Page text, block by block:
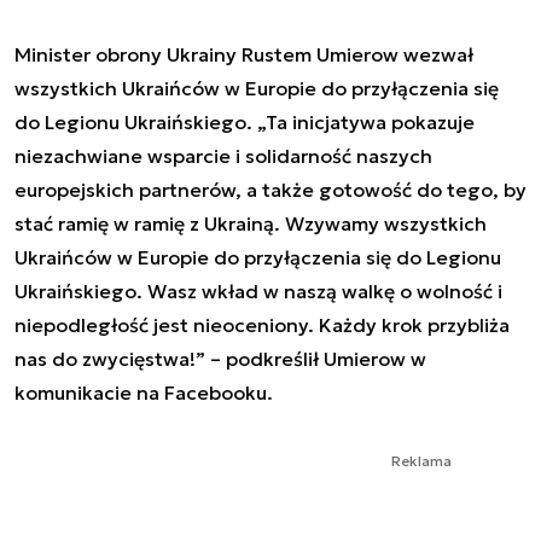
Minister obrony Ukrainy Rustem Umierow wezwał
wszystkich Ukraińców w Europie do przyłączenia się
do Legionu Ukraińskiego. „Ta inicjatywa pokazuje
niezachwiane wsparcie i solidarność naszych
europejskich partnerów, a także gotowość do tego, by
stać ramię w ramię z Ukrainą. Wzywamy wszystkich
Ukraińców w Europie do przyłączenia się do Legionu
Ukraińskiego. Wasz wkład w naszą walkę o wolność i
niepodległość jest nieoceniony. Każdy krok przybliża
nas do zwycięstwa!” – podkreślił Umierow w
komunikacie na Facebooku.
Reklama